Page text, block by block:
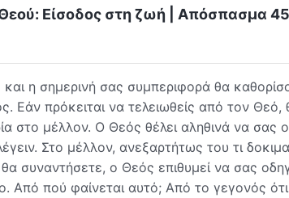
Θεού: Είσοδος στη ζωή | Απόσπασμα
και η σημερινή σας συμπεριφορά θα
Εάν πρόκειται να τελειωθείς από τον Θεό,
στο μέλλον. Ο Θεός θέλει αληθινά να σας
Στο μέλλον, ανεξαρτήτως του τι
συναντήσετε, ο Θεός επιθυμεί να σας
Από πού φαίνεται αυτό; Από το γεγονός